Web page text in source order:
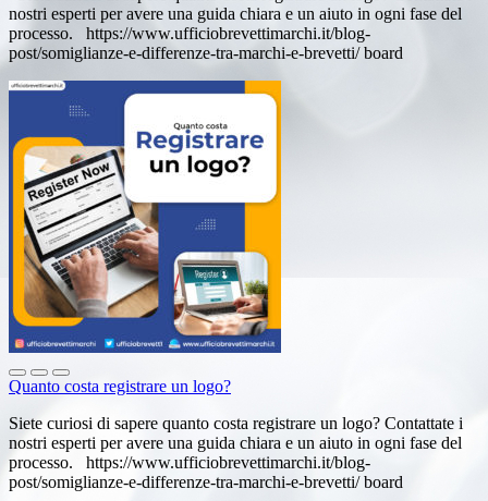
nostri esperti per avere una guida chiara e un aiuto in ogni fase del
processo. https://www.ufficiobrevettimarchi.it/blog-
post/somiglianze-e-differenze-tra-marchi-e-brevetti/ board
Quanto costa registrare un logo?
Siete curiosi di sapere quanto costa registrare un logo? Contattate i
nostri esperti per avere una guida chiara e un aiuto in ogni fase del
processo. https://www.ufficiobrevettimarchi.it/blog-
post/somiglianze-e-differenze-tra-marchi-e-brevetti/ board